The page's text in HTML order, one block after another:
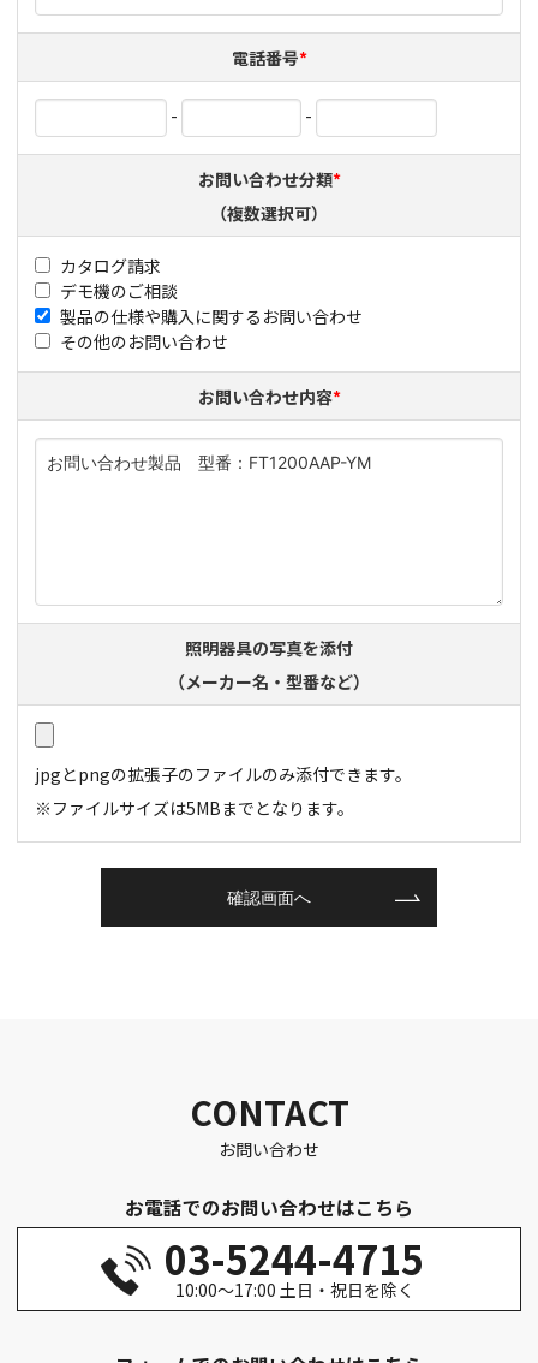
電話番号*
- -
お問い合わせ分類*
（複数選択可）
カタログ請求
デモ機のご相談
製品の仕様や購入に関するお問い合わせ
その他のお問い合わせ
お問い合わせ内容*
照明器具の写真を添付
（メーカー名・型番など）
jpgとpngの拡張子のファイルのみ添付​できます。
※ファイルサイズは5MBまでとなります。
CONTACT
お問い合わせ
お電話でのお問い合わせはこちら
03-5244-4715
10:00～17:00 土日・祝日を除く